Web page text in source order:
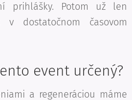
prihlášky. Potom už len
dostatočnom časovom
event určený?
a regeneráciou máme